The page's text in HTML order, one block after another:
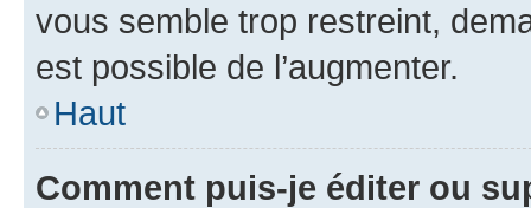
vous semble trop restreint,
est possible de l’augmenter.
Haut
Comment puis-je éditer ou